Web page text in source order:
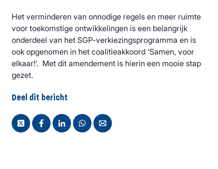
Het verminderen van onnodige regels en meer ruimte
voor toekomstige ontwikkelingen is een belangrijk
onderdeel van het SGP-verkiezingsprogramma en is
ook opgenomen in het coalitieakkoord ‘Samen, voor
elkaar!’. Met dit amendement is hierin een mooie stap
gezet.
Deel dit bericht